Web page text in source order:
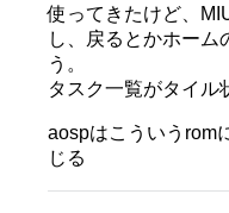
使ってきたけど、
し、戻るとかホーム
う。
タスク一覧がタイル
aospはこういうrom
じる